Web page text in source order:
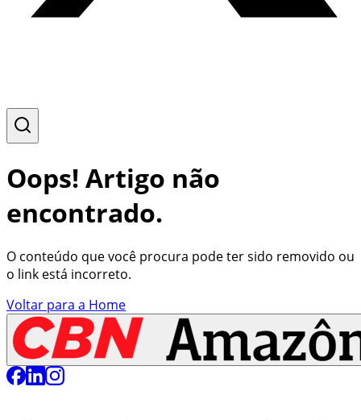
Oops! Artigo não
encontrado.
O conteúdo que você procura pode ter sido removido ou
o link está incorreto.
Voltar para a Home